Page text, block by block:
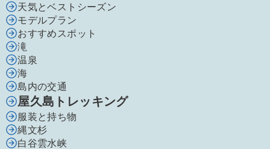
天気とベストシーズン
モデルプラン
おすすめスポット
滝
温泉
海
島内の交通
屋久島トレッキング
服装と持ち物
縄文杉
白谷雲水峡